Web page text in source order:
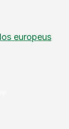
europeus